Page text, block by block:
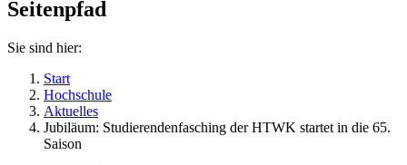
Seitenpfad
Sie sind hier:
Start
Hochschule
Aktuelles
Jubiläum: Studierendenfasching der HTWK startet in die 65.
Saison